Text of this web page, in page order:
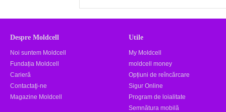
Despre Moldcell
Noi suntem Moldcell
Fundația Moldcell
Carieră
Contactaţi-ne
Magazine Moldcell
Utile
My Moldcell
moldcell money
Opțiuni de reîncărcare
Sigur Online
Program de loialitate
Semnătura mobilă